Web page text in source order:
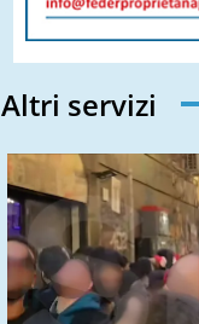
Altri servizi